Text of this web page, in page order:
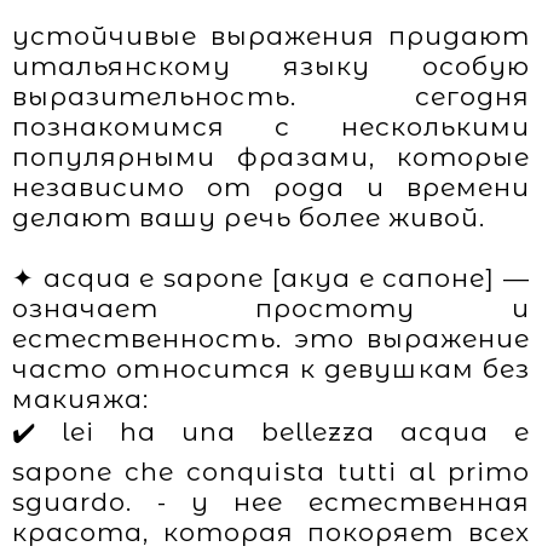
устойчивые выражения придают
итальянскому языку особую
выразительность. сегодня
познакомимся с несколькими
популярными фразами, которые
независимо от рода и времени
делают вашу речь более живой.
✦ acqua e sapone [акуа е сапоне] —
означает простоту и
естественность. это выражение
часто относится к девушкам без
макияжа:
✔️ lei ha una bellezza acqua e
sapone che conquista tutti al primo
sguardo. - у нее естественная
красота, которая покоряет всех